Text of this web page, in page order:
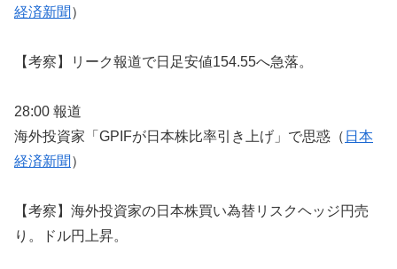
経済新聞 ）
【考察】リーク報道で日足安値154.55へ急落。
28:00 報道
海外投資家「GPIFが日本株比率引き上げ」で思惑（ 日本
経済新聞 ）
【考察】海外投資家の日本株買い為替リスクヘッジ円売
り。ドル円上昇。